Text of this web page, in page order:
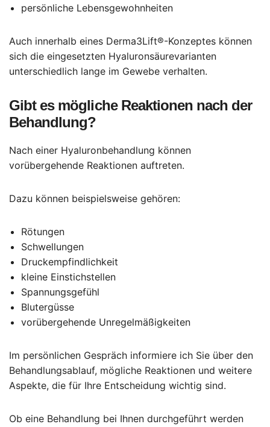
persönliche Lebensgewohnheiten
Auch innerhalb eines Derma3Lift®-Konzeptes können
sich die eingesetzten Hyaluronsäurevarianten
unterschiedlich lange im Gewebe verhalten.
Gibt es mögliche Reaktionen nach der
Behandlung?
Nach einer Hyaluronbehandlung können
vorübergehende Reaktionen auftreten.
Dazu können beispielsweise gehören:
Rötungen
Schwellungen
Druckempfindlichkeit
kleine Einstichstellen
Spannungsgefühl
Blutergüsse
vorübergehende Unregelmäßigkeiten
Im persönlichen Gespräch informiere ich Sie über den
Behandlungsablauf, mögliche Reaktionen und weitere
Aspekte, die für Ihre Entscheidung wichtig sind.
Ob eine Behandlung bei Ihnen durchgeführt werden